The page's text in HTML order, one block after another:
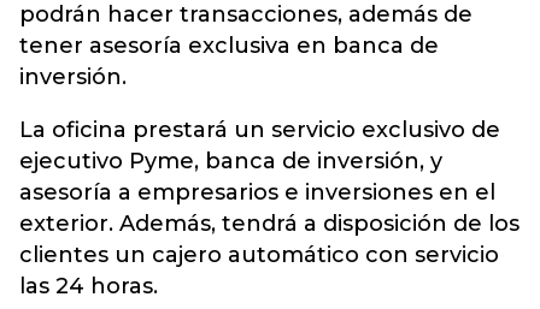
podrán hacer transacciones, además de
tener asesoría exclusiva en banca de
inversión.
La oficina prestará un servicio exclusivo de
ejecutivo Pyme, banca de inversión, y
asesoría a empresarios e inversiones en el
exterior. Además, tendrá a disposición de los
clientes un cajero automático con servicio
las 24 horas.